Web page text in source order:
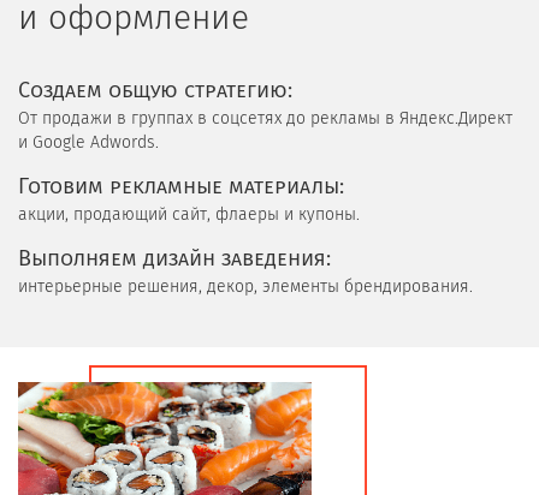
и оформление
Cоздаем общую стратегию:
От продажи в группах в соцсетях до рекламы в Яндекс.Директ
и Google Adwords.
Готовим рекламные материалы:
акции, продающий сайт, флаеры и купоны.
Выполняем дизайн заведения:
интерьерные решения, декор, элементы брендирования.